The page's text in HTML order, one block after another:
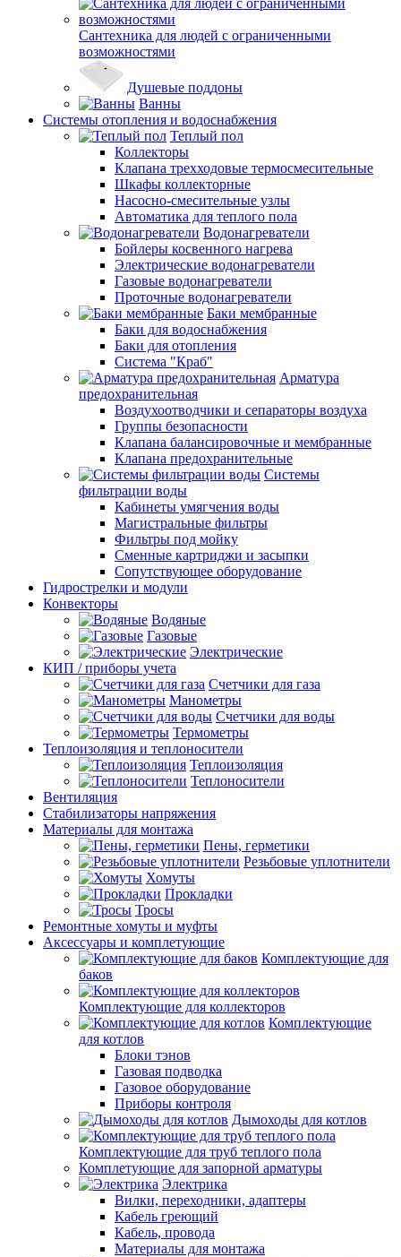
Сантехника для людей с ограниченными
возможностями
Душевые поддоны
Ванны
Системы отопления и водоснабжения
Теплый пол
Коллекторы
Клапана трехходовые термосмесительные
Шкафы коллекторные
Насосно-смесительные узлы
Автоматика для теплого пола
Водонагреватели
Бойлеры косвенного нагрева
Электрические водонагреватели
Газовые водонагреватели
Проточные водонагреватели
Баки мембранные
Баки для водоснабжения
Баки для отопления
Система "Краб"
Арматура
предохранительная
Воздухоотводчики и сепараторы воздуха
Группы безопасности
Клапана балансировочные и мембранные
Клапана предохранительные
Системы
фильтрации воды
Кабинеты умягчения воды
Магистральные фильтры
Фильтры под мойку
Сменные картриджи и засыпки
Сопутствующее оборудование
Гидрострелки и модули
Конвекторы
Водяные
Газовые
Электрические
КИП / приборы учета
Счетчики для газа
Манометры
Счетчики для воды
Термометры
Теплоизоляция и теплоносители
Теплоизоляция
Теплоносители
Вентиляция
Стабилизаторы напряжения
Материалы для монтажа
Пены, герметики
Резьбовые уплотнители
Хомуты
Прокладки
Тросы
Ремонтные хомуты и муфты
Аксессуары и комплетующие
Комплектующие для
баков
Комплектующие для коллекторов
Комплектующие
для котлов
Блоки тэнов
Газовая подводка
Газовое оборудование
Приборы контроля
Дымоходы для котлов
Комплектующие для труб теплого пола
Комплетующие для запорной арматуры
Электрика
Вилки, переходники, адаптеры
Кабель греющий
Кабель, провода
Материалы для монтажа